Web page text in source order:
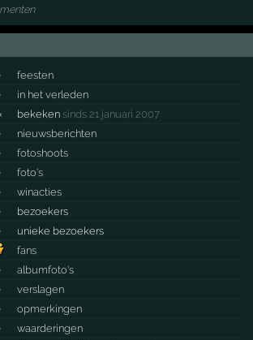
·
feesten
·
in het verleden
bekeken sinds 21 januari 2007
·
nieuwsberichten
·
fotoshoots
·
foto's
·
winacties
·
bezoekers
·
unieke bezoekers
fans
·
albumfoto's
·
verslagen
·
opmerkingen
·
waarderingen